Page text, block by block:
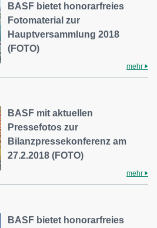
BASF bietet honorarfreies
Fotomaterial zur
Hauptversammlung 2018
(FOTO)
mehr
BASF mit aktuellen
Pressefotos zur
Bilanzpressekonferenz am
27.2.2018 (FOTO)
mehr
BASF bietet honorarfreies